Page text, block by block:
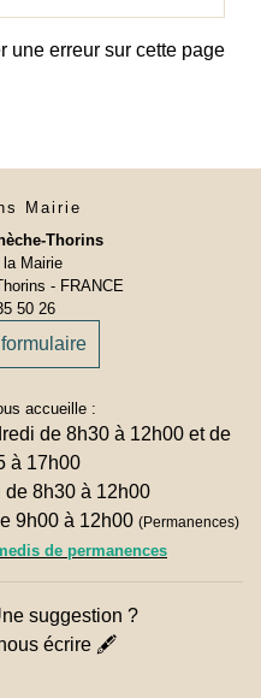
une erreur sur cette page
Mairie
Thorins
Mairie
- FRANCE
50 26
accueille :
de 8h30 à 12h00 et de
à 17h00
de 8h30 à 12h00
9h00 à 12h00 (Permanences)
de permanences
suggestion ?
écrire 🖋